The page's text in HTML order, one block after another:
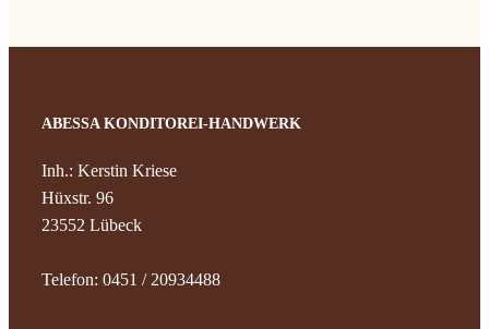
ABESSA KONDITOREI-HANDWERK
Inh.: Kerstin Kriese
Hüxstr. 96
23552 Lübeck
Telefon: 0451 / 20934488